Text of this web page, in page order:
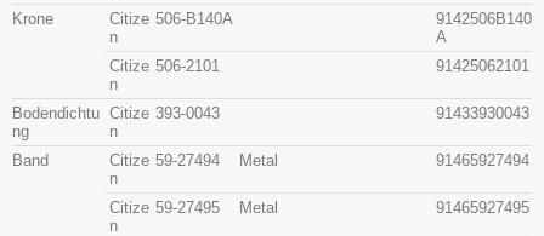
Krone
Citize
n
506-B140A
9142506B140
A
Citize
n
506-2101 91425062101
Bodendichtu
ng
Citize
n
393-0043 91433930043
Band
Citize
n
59-27494 Metal 91465927494
Citize
n
59-27495 Metal 91465927495